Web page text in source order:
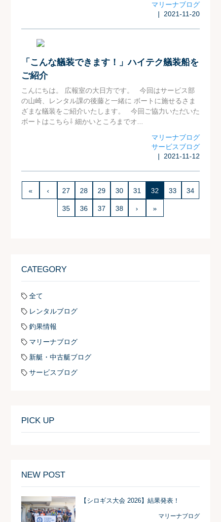
マリーナブログ
| 2021-11-20
「こんな艤装できます！」ハイテク艤装船を
ご紹介
こんにちは。 広報室の大日方です。 今回はサービス部
の山崎、レンタル課の後藤と一緒に ボートに施せるさま
ざまな艤装をご紹介いたします。 今回ご協力いただいた
ボートはこちら⇩ 細かいところまでオ...
マリーナブログ
サービスブログ
| 2021-11-12
« ‹ 27 28 29 30 31 32 33 34
35 36 37 38 › »
CATEGORY
全て
レンタルブログ
釣果情報
マリーナブログ
新艇・中古艇ブログ
サービスブログ
PICK UP
NEW POST
【シロギス大会 2026】結果発表！
マリーナブログ